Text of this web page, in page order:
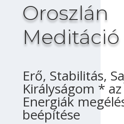
Oroszlán
Meditáció
Erő, Stabilitás,
Királyságom *
Energiák
beépítése